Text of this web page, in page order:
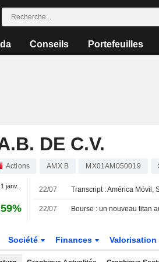
Conseils Portefeuilles
DE C.V.
Actions AMX B MX01AM050019
janv. 22/07
22/07 Bourse : un nouveau titan
Société Finances Valorisation